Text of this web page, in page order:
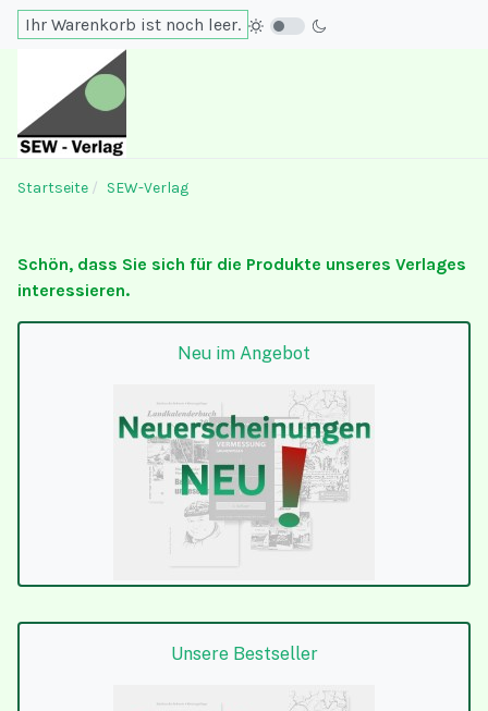
Ihr Warenkorb ist noch leer.
Startseite SEW-Verlag
Schön, dass Sie sich für die Produkte unseres Verlages
interessieren.
Neu im Angebot
Unsere Bestseller